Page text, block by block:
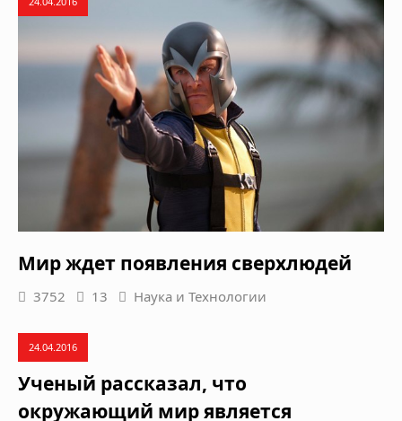
Мир ждет появления сверхлюдей
3752 13 Наука и Технологии
24.04.2016
Ученый рассказал, что
окружающий мир является